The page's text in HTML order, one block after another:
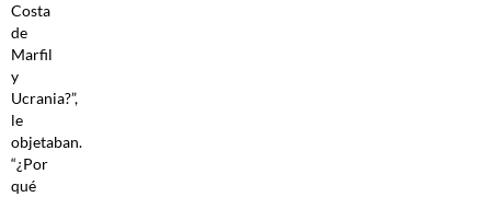
Costa
de
Marfil
y
Ucrania?”,
le
objetaban.
“¿Por
qué